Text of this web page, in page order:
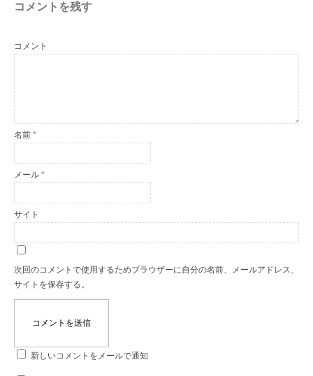
コメントを残す
コメント
名前 *
メール *
サイト
次回のコメントで使用するためブラウザーに自分の名前、メールアドレス、
サイトを保存する。
新しいコメントをメールで通知